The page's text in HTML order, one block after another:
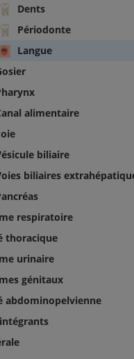
Dents
Périodonte
Langue
alimentaire
biliaire
biliaires
respiratoire
thoracique
urinaire
génitaux
abdominopelvienne